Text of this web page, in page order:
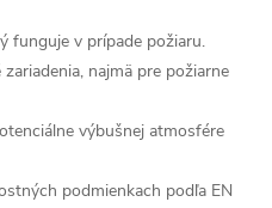
funguje v prípade požiaru.
najmä pre požiarne
výbušnej atmosfére
podmienkach podľa EN